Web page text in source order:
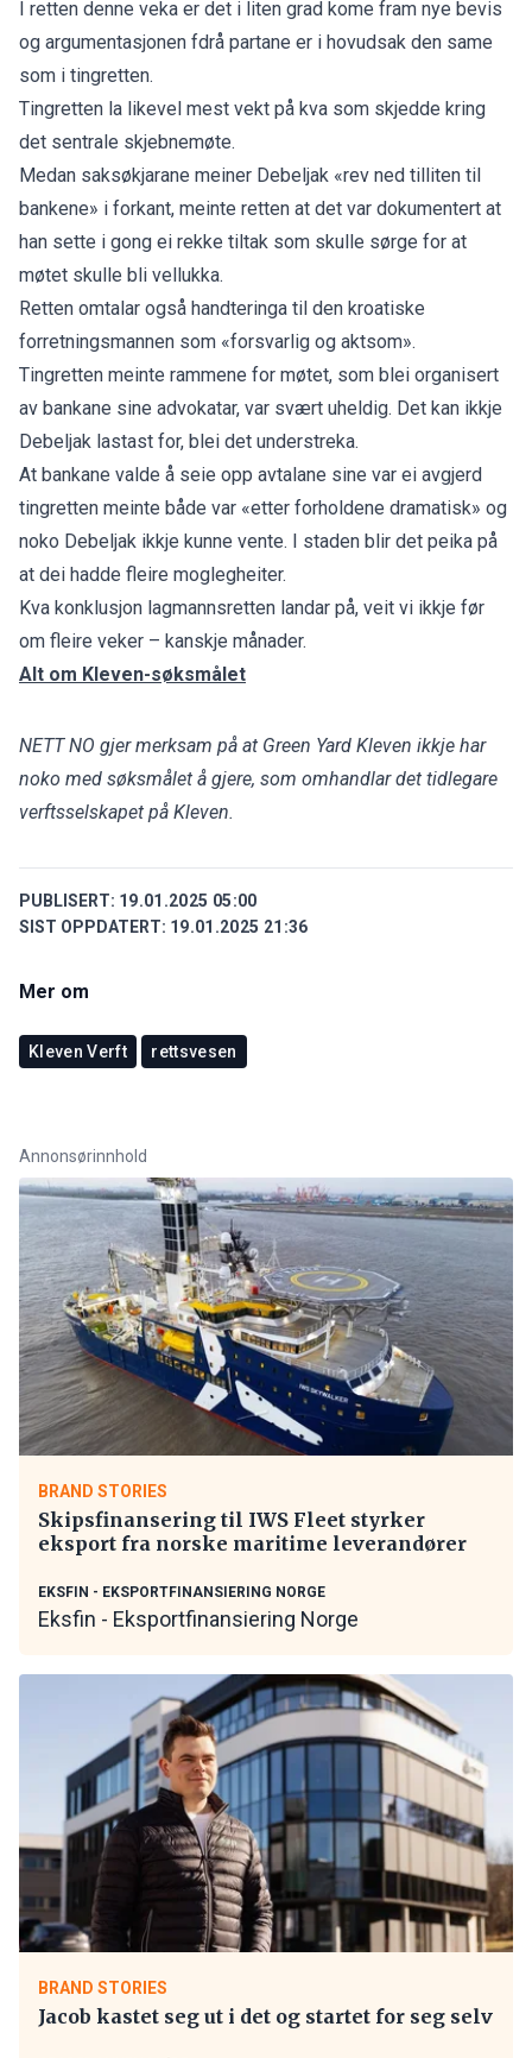
I retten denne veka er det i liten grad kome fram nye bevis
og argumentasjonen fdrå partane er i hovudsak den same
som i tingretten.
Tingretten la likevel mest vekt på kva som skjedde kring
det sentrale skjebnemøte.
Medan saksøkjarane meiner Debeljak «rev ned tilliten til
bankene» i forkant, meinte retten at det var dokumentert at
han sette i gong ei rekke tiltak som skulle sørge for at
møtet skulle bli vellukka.
Retten omtalar også handteringa til den kroatiske
forretningsmannen som «forsvarlig og aktsom».
Tingretten meinte rammene for møtet, som blei organisert
av bankane sine advokatar, var svært uheldig. Det kan ikkje
Debeljak lastast for, blei det understreka.
At bankane valde å seie opp avtalane sine var ei avgjerd
tingretten meinte både var «etter forholdene dramatisk» og
noko Debeljak ikkje kunne vente. I staden blir det peika på
at dei hadde fleire moglegheiter.
Kva konklusjon lagmannsretten landar på, veit vi ikkje før
om fleire veker – kanskje månader.
Alt om Kleven-søksmålet
NETT NO gjer merksam på at Green Yard Kleven ikkje har
noko med søksmålet å gjere, som omhandlar det tidlegare
verftsselskapet på Kleven.
PUBLISERT: 19.01.2025 05:00
SIST OPPDATERT: 19.01.2025 21:36
Mer om
Kleven Verft rettsvesen
Annonsørinnhold
BRAND STORIES
Skipsfinansering til IWS Fleet styrker
eksport fra norske maritime leverandører
EKSFIN - EKSPORTFINANSIERING NORGE
Eksfin - Eksportfinansiering Norge
BRAND STORIES
Jacob kastet seg ut i det og startet for seg selv